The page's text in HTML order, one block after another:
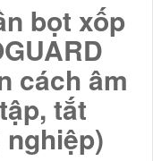
bọt xốp
cách âm
tắt